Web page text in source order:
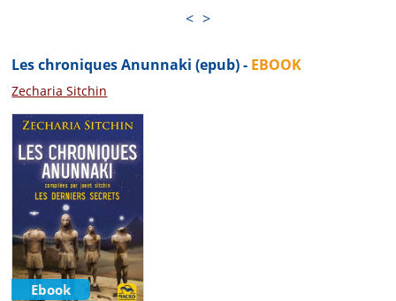
< >
Les chroniques Anunnaki (epub) - EBOOK
Zecharia Sitchin
Ebook